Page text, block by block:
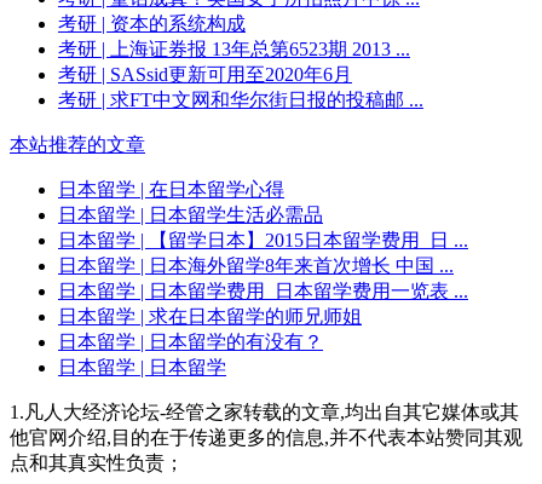
考研 | 资本的系统构成
考研 | 上海证券报 13年总第6523期 2013 ...
考研 | SASsid更新可用至2020年6月
考研 | 求FT中文网和华尔街日报的投稿邮 ...
本站推荐的文章
日本留学 | 在日本留学心得
日本留学 | 日本留学生活必需品
日本留学 | 【留学日本】2015日本留学费用_日 ...
日本留学 | 日本海外留学8年来首次增长 中国 ...
日本留学 | 日本留学费用_日本留学费用一览表 ...
日本留学 | 求在日本留学的师兄师姐
日本留学 | 日本留学的有没有？
日本留学 | 日本留学
1.凡人大经济论坛-经管之家转载的文章,均出自其它媒体或其
他官网介绍,目的在于传递更多的信息,并不代表本站赞同其观
点和其真实性负责；